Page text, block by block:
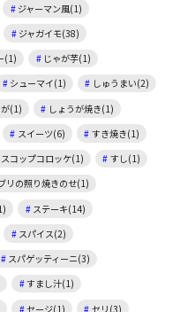
ジャーマン風(1)
ジャガイモ(38)
(1)
じゃが芋(1)
シューマイ(1)
しゅうまい(2)
(1)
しょうが焼き(1)
スイーツ(6)
すき焼き(1)
スコップコロッケ(1)
すし(1)
リの照り焼きのせ(1)
ステーキ(14)
スパイス(2)
スパゲッティーニ(3)
すまし汁(1)
セージ(1) セリ(3)